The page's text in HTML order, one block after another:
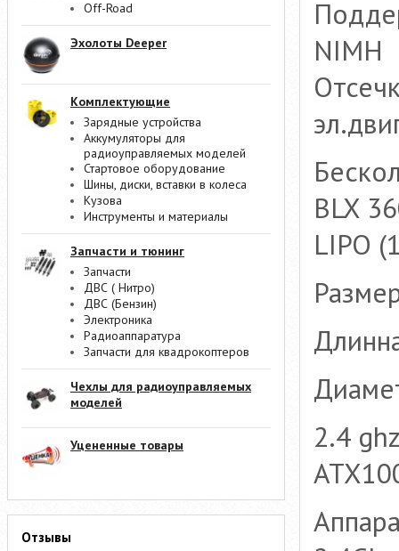
Off-Road
Эхолоты Deeper
Комплектующие
Зарядные устройства
Аккумуляторы для
радиоуправляемых моделей
Стартовое оборудование
Шины, диски, вставки в колеса
Кузова
Инструменты и материалы
Запчасти и тюнинг
Запчасти
ДВС ( Нитро)
ДВС (Бензин)
Электроника
Радиоаппаратура
Запчасти для квадрокоптеров
Чехлы для радиоуправляемых
моделей
Уцененные товары
Отзывы
NIMH
BLX
LIPO
2.4